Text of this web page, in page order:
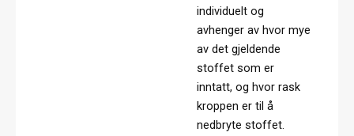
individuelt og
avhenger av hvor mye
av det gjeldende
stoffet som er
inntatt, og hvor rask
kroppen er til å
nedbryte stoffet.